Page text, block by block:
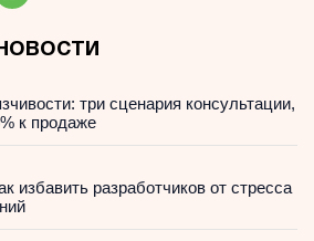
три сценария консультации,
к продаже
избавить разработчиков от стресса